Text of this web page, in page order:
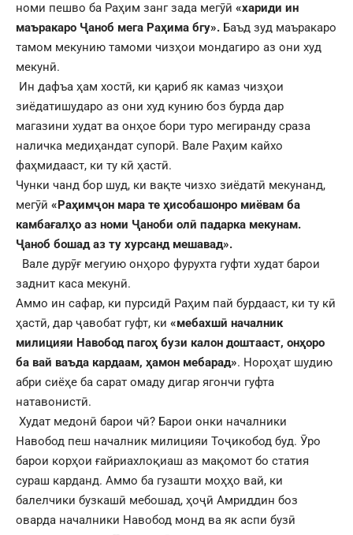
номи пешво ба Раҳим занг зада мегӯӣ «хариди ин
маъракаро Ҷаноб мега Раҳима бгу». Баъд зуд маъракаро
тамом мекунию тамоми чизҳои мондагиро аз они худ
мекунӣ.
Ин дафъа ҳам хостӣ, ки қариб як камаз чизҳои
зиёдатишударо аз они худ кунию боз бурда дар
магазини худат ва онҳое бори туро мегиранду сраза
наличка медиҳандат супорӣ. Вале Раҳим кайхо
фаҳмидааст, ки ту кӣ ҳастӣ.
Чунки чанд бор шуд, ки вақте чизхо зиёдатӣ мекунанд,
мегӯӣ «Раҳимҷон мара те ҳисобашонро миёвам ба
камбағалҳо аз номи Ҷаноби олӣ падарка мекунам.
Ҷаноб бошад аз ту хурсанд мешавад».
Вале дурӯғ мегуию онҳоро фурухта гуфти худат барои
заднит каса мекунӣ.
Аммо ин сафар, ки пурсидӣ Раҳим пай бурдааст, ки ту кӣ
ҳастӣ, дар ҷавобат гуфт, ки «мебахшӣ началник
милицияи Навобод пагоҳ бузи калон доштааст, онҳоро
ба вай ваъда кардаам, ҳамон мебарад». Нороҳат шудию
абри сиёҳе ба сарат омаду дигар ягончи гуфта
натавонистӣ.
Худат медонӣ барои чӣ? Барои онки началники
Навобод пеш началник милицияи Тоҷикобод буд. Ӯро
барои корҳои ғайриахлоқиаш аз мақомот бо статия
сураш карданд. Аммо ба гузашти моҳҳо вай, ки
балелчики бузкашӣ мебошад, ҳоҷӣ Амриддин боз
оварда началники Навобод монд ва як аспи бузӣ